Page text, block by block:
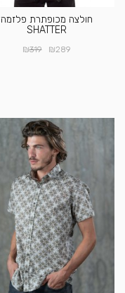
חולצה מכופתרת פלזמה
SHATTER
₪289
₪319